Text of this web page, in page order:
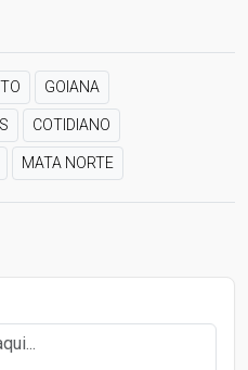
GOIANA
COTIDIANO
MATA NORTE